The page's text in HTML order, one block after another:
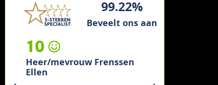
99.22%
Beveelt ons aan
10
Heer/mevrouw Frenssen
Ellen